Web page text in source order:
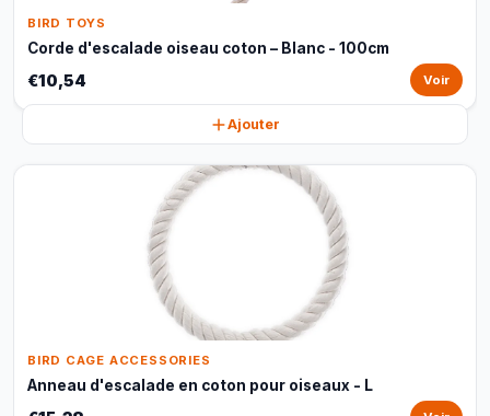
BIRD TOYS
Corde d'escalade oiseau coton – Blanc - 100cm
€10,54 Voir
Ajouter
BIRD CAGE ACCESSORIES
Anneau d'escalade en coton pour oiseaux - L